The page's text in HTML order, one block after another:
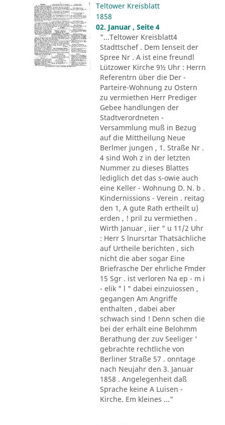
Teltower Kreisblatt
1858
02. Januar , Seite 4
"...Teltower Kreisblatt4
Stadttschef . Dem Ienseit der
Spree Nr . A ist eine freundl
Lützower Kirche 9½ Uhr : Herrn
Referentrn über die Der -
Parteire-Wohnung zu Ostern
zu vermiethen Herr Prediger
Gebee handlungen der
Stadtverordneten -
Versammlung muß in Bezug
auf die Mittheilung Neue
Berlmer jungen , 1. Straße Nr .
4 sind Woh z in der letzten
Nummer zu dieses Blattes
lediglich det das s-owie auch
eine Keller - Wohnung D. N. b .
Kindernissions - Verein . reitag
den 1, A gute Rath ertheilt u)
erden , ! pril zu vermiethen .
Wirth Januar , iier " u 11/2 Uhr
: Herr S lnursrtar Thatsächliche
auf Urtheile berichten , sich
nicht die aber sogar Eine
Briefrasche Der ehrliche Fmder
15 Sgr . ist verloren Na ep - m i
- elik " l " dabei einzuiossen ,
gegangen Am Angriffe
enthalten , dabei aber
schwach sind ! Denn schen die
bei der erhält eine Belohmm
Berathung der zuv Seeliger '
gebrachte rechtliche von
Berliner Straße 57 . onntage
nach Neujahr den 3. Januar
1858 . Angelegenheit daß
Sprache keine A Luisen -
Kirche. Em kleines ..."